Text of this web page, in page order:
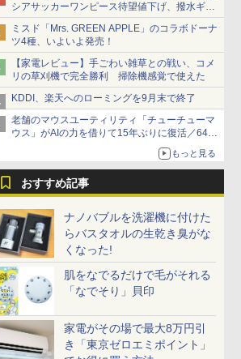
シアサッカーワンピース待望値下げ、撥水ギア
ショーツは1990円に
ミスド「Mrs. GREEN APPLE」のコラボドーナ
ツ4種、いよいよ発売！
【家電レビュー】手ごわい雑草との戦い、コメ
リの草刈機で完全勝利 掃除機感覚で使えた
KDDI、楽天へのローミングを9月末で終了
老舗のマウスユーティリティ「チューチューマ
ウス」がAIの力を借りて15年ぶりに復活／64bit
化、Windows 10/11、「Chrome」も走り回
る。復活記念で2026年末まで500円
もっと見る
おすすめ記事
ナノバブルを洗濯機に付けた
らバスタオルの生乾き臭がな
くなった!
肌をなでるだけで毛がそれる
「なでそり」貝印
家電がその場で最大8万円引
き「東京ゼロエミポイント」